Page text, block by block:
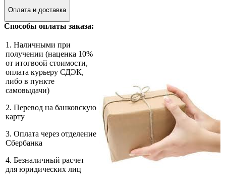
Оплата и доставка
Способы оплаты заказа:
1. Наличными при
получении (наценка 10%
от итогвоой стоимости,
оплата курьеру СДЭК,
либо в пункте
самовыдачи)
2. Перевод на банковскую
карту
3. Оплата через отделение
Сбербанка
4. Безналичный расчет
для юридических лиц